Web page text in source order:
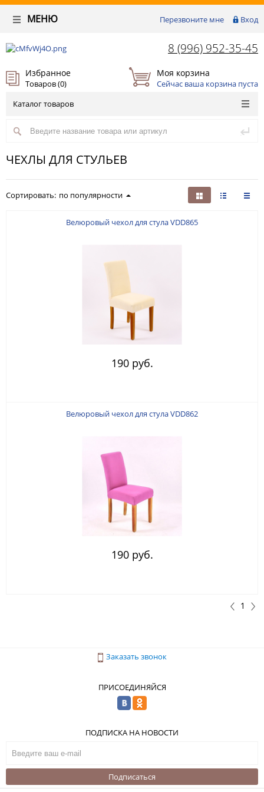
Перезвоните мне Вход
МЕНЮ
8 (996) 952-35-45
Избранное
Товаров (0)
Моя корзина
Сейчас ваша корзина пуста
Каталог товаров
ЧЕХЛЫ ДЛЯ СТУЛЬЕВ
Сортировать: по популярности
Велюровый чехол для стула VDD865
190 руб.
Велюровый чехол для стула VDD862
190 руб.
1
Заказать звонок
ПРИСОЕДИНЯЙСЯ
ПОДПИСКА НА НОВОСТИ
Подписаться